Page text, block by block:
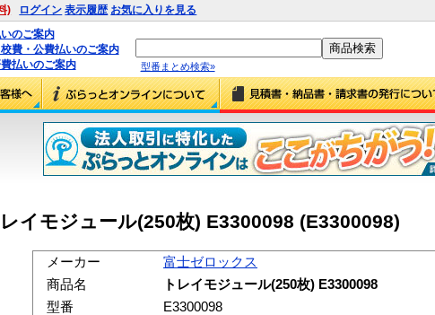
) ログイン 表示履歴 お気に入りを見る
のご案内
費・公費払いのご案内
払いのご案内
型番まとめ検索»
イモジュール(250枚) E3300098 (E3300098)
メーカー
富士ゼロックス
商品名
トレイモジュール(250枚) E3300098
型番
E3300098